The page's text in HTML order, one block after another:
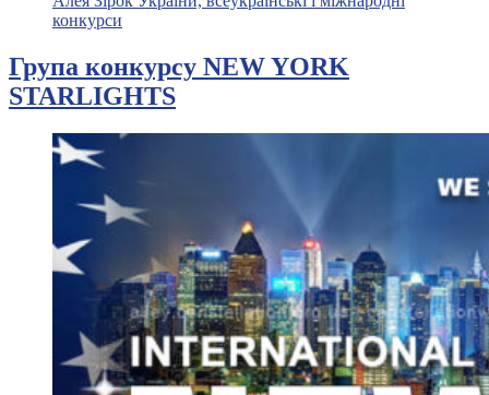
Група конкурсу NEW YORK
STARLIGHTS